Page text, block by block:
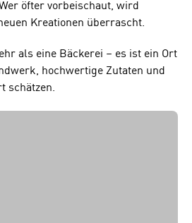
öfter vorbeischaut, wird
Kreationen überrascht.
als eine Bäckerei – es ist ein Ort
hochwertige Zutaten und
schätzen.